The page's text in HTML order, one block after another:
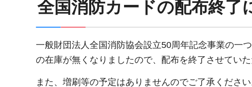
全国消防カードの配布終了
一般財団法人全国消防協会設立50周年記念事業の一
の在庫が無くなりましたので、配布を終了させていた
また、増刷等の予定はありませんのでご了承ください